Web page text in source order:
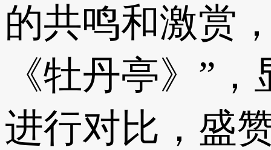
的共鸣和激赏
《牡丹亭》”
进行对比，盛